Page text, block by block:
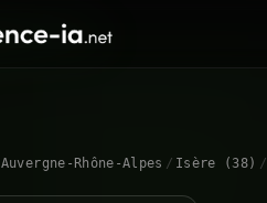
Auvergne-Rhône-Alpes / Isère (38) /